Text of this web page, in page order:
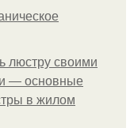
люстру своими
— основные
в жилом